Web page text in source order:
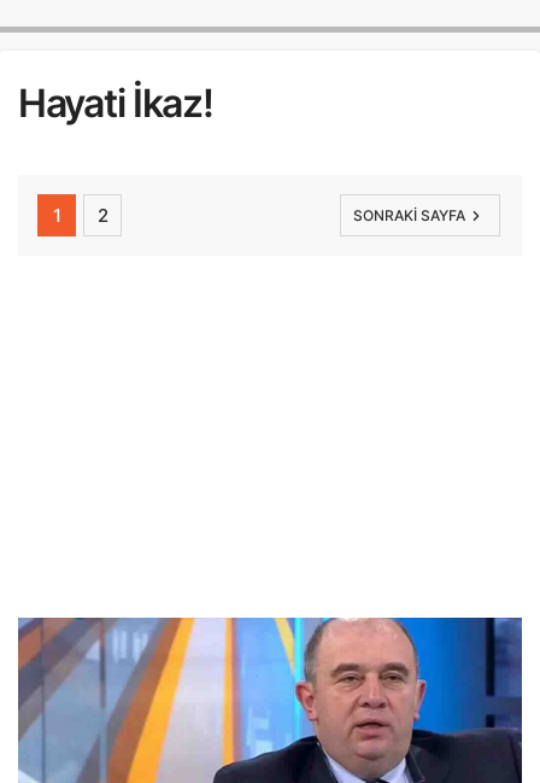
Hayati İkaz!
1 2 SONRAKI SAYFA